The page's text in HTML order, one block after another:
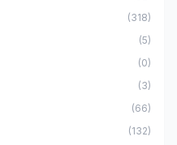
(318)
(5)
(0)
(3)
(66)
(132)